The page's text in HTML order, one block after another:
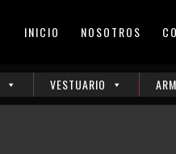
INICIO NOSOTROS
VESTUARIO